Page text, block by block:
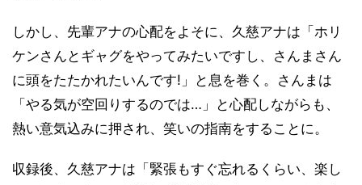
しかし、先輩アナの心配をよそに、久慈アナは「ホリ
ケンさんとギャグをやってみたいですし、さんまさん
に頭をたたかれたいんです!」と息を巻く。さんまは
「やる気が空回りするのでは…」と心配しながらも、
熱い意気込みに押され、笑いの指南をすることに。
収録後、久慈アナは「緊張もすぐ忘れるくらい、楽し